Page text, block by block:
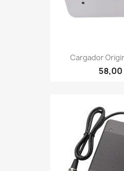
Cargador
58,00